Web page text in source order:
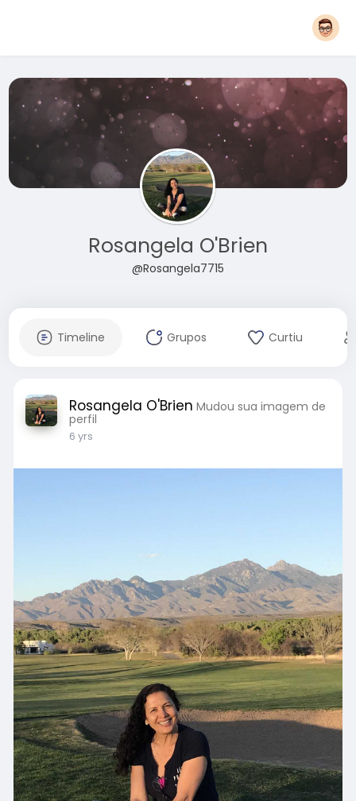
Rosangela O'Brien
@Rosangela7715
Timeline Grupos Curtiu
Rosangela O'Brien Mudou sua imagem de
perfil
6 yrs